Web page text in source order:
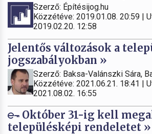
Szerző: Építésijog.hu
Közzétéve: 2019.01.08. 20:59 |
2019.02.20. 12:58
Jelentős változások a
jogszabályokban »
Szerző: Baksa-Valánszki Sára,
Közzétéve: 2021.06.21. 18:41 |
2021.08.02. 16:55
Október 31-ig kell
településképi rendeletet »